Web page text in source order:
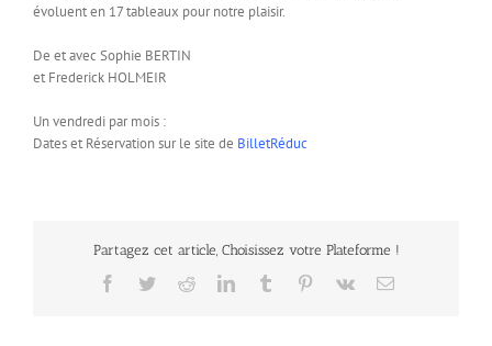
évoluent en 17 tableaux pour notre plaisir.
De et avec Sophie BERTIN
et Frederick HOLMEIR
Un vendredi par mois :
Dates et Réservation sur le site de BilletRéduc
Partagez cet article, Choisissez votre Plateforme !
Facebook
TwitterRedditLinkedInTumblr Pinterest
Vk Email